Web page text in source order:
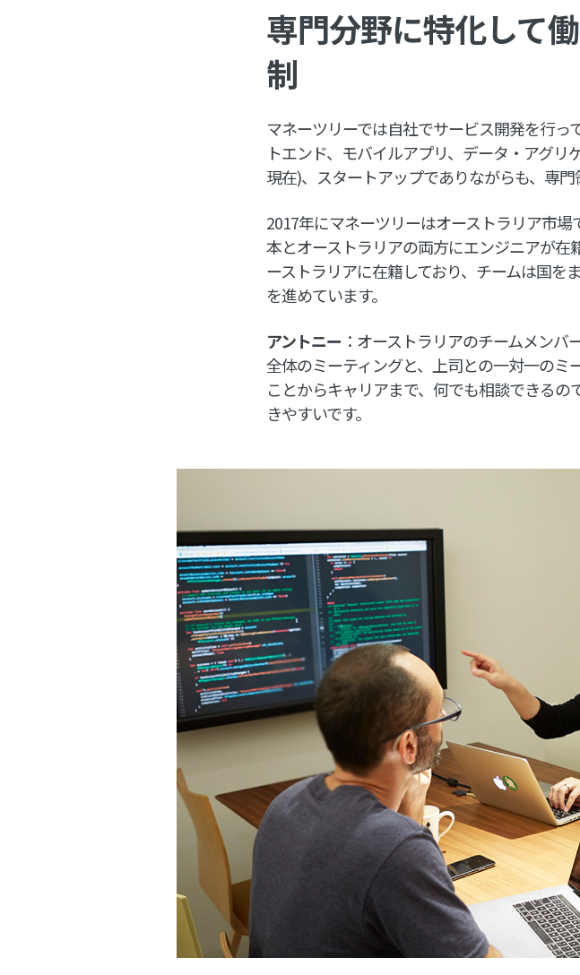
専門分野に特化して
制
マネーツリーでは自社でサービス開発を行
トエンド、モバイルアプリ、データ・アグ
現在)、スタートアップでありながらも、専
2017年にマネーツリーはオーストラリア市
本とオーストラリアの両方にエンジニアが
ーストラリアに在籍しており、チームは国
を進めています。
アントニー ：オーストラリアのチームメン
全体のミーティングと、上司との一対一のミ
ことからキャリアまで、何でも相談できる
きやすいです。